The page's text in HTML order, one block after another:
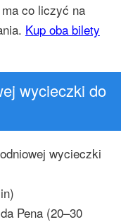
co liczyć na
Kup oba bilety
wycieczki do
wycieczki
Pena (20–30